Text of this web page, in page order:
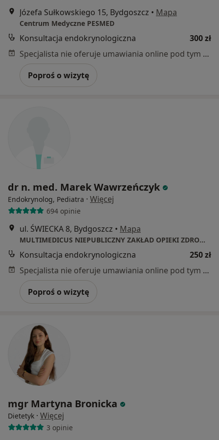
Józefa Sułkowskiego 15, Bydgoszcz • Mapa
Centrum Medyczne PESMED
Konsultacja endokrynologiczna
300 zł
Specjalista nie oferuje umawiania online pod tym adresem.
Poproś o wizytę
dr n. med. Marek Wawrzeńczyk
Endokrynolog, Pediatra · Więcej
694 opinie
ul. ŚWIECKA 8, Bydgoszcz • Mapa
MULTIMEDICUS NIEPUBLICZNY ZAKŁAD OPIEKI ZDROWOTNEJ
Konsultacja endokrynologiczna
250 zł
Specjalista nie oferuje umawiania online pod tym adresem.
Poproś o wizytę
mgr Martyna Bronicka
Dietetyk · Więcej
3 opinie